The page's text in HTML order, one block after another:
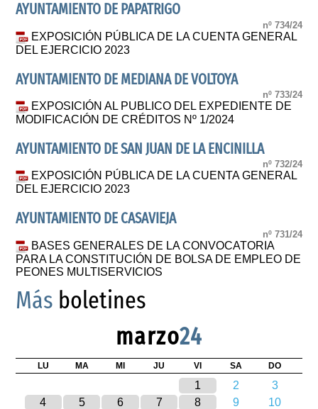
AYUNTAMIENTO DE PAPATRIGO
nº 734/24
EXPOSICIÓN PÚBLICA DE LA CUENTA GENERAL
DEL EJERCICIO 2023
AYUNTAMIENTO DE MEDIANA DE VOLTOYA
nº 733/24
EXPOSICIÓN AL PUBLICO DEL EXPEDIENTE DE
MODIFICACIÓN DE CRÉDITOS Nº 1/2024
AYUNTAMIENTO DE SAN JUAN DE LA ENCINILLA
nº 732/24
EXPOSICIÓN PÚBLICA DE LA CUENTA GENERAL
DEL EJERCICIO 2023
AYUNTAMIENTO DE CASAVIEJA
nº 731/24
BASES GENERALES DE LA CONVOCATORIA
PARA LA CONSTITUCIÓN DE BOLSA DE EMPLEO DE
PEONES MULTISERVICIOS
Más boletines
marzo24
LU MA MI JU VI SA DO
1 2
3
4
5 6 7 8 9
10